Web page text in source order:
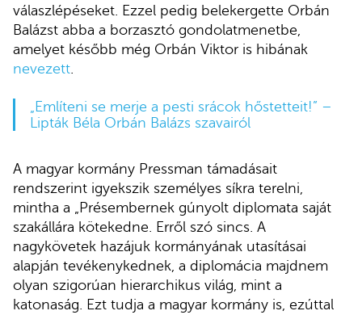
válaszlépéseket. Ezzel pedig belekergette Orbán
Balázst abba a borzasztó gondolatmenetbe,
amelyet később még Orbán Viktor is hibának
nevezett
„Említeni se merje a pesti srácok hőstetteit!” –
Lipták Béla Orbán Balázs szavairól
A magyar kormány Pressman támadásait
rendszerint igyekszik személyes síkra terelni,
mintha a „Présembernek gúnyolt diplomata saját
szakállára kötekedne. Erről szó sincs. A
nagykövetek hazájuk kormányának utasításai
alapján tevékenykednek, a diplomácia majdnem
olyan szigorúan hierarchikus világ, mint a
katonaság. Ezt tudja a magyar kormány is, ezúttal